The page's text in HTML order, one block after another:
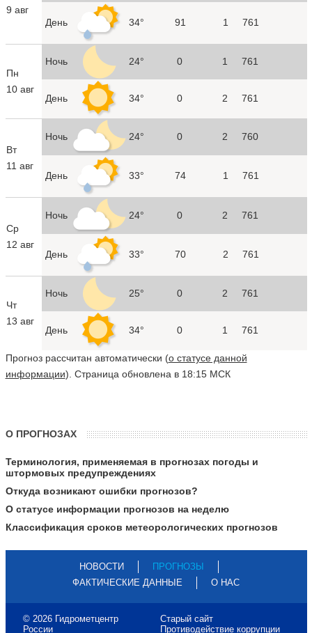
9 авг
День 34° 91 1 761
Пн
10 авг
Ночь 24° 0 1 761
День 34° 0 2 761
Вт
11 авг
Ночь 24° 0 2 760
День 33° 74 1 761
Ср
12 авг
Ночь 24° 0 2 761
День 33° 70 2 761
Чт
13 авг
Ночь 25° 0 2 761
День 34° 0 1 761
Прогноз рассчитан автоматически (о статусе данной
информации). Страница обновлена в 18:15 МСК
О ПРОГНОЗАХ
Терминология, применяемая в прогнозах погоды и
штормовых предупреждениях
Откуда возникают ошибки прогнозов?
О статусе информации прогнозов на неделю
Классификация сроков метеорологических прогнозов
НОВОСТИ
ПРОГНОЗЫ
ФАКТИЧЕСКИЕ ДАННЫЕ
О НАС
© 2026 Гидрометцентр
России
Старый сайт
Противодействие коррупции